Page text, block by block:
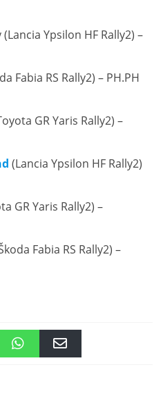
Ypsilon HF Rally2) –
Fabia RS Rally2) – PH.PH
GR Yaris Rally2) –
(Lancia Ypsilon HF Rally2)
GR Yaris Rally2) –
Fabia RS Rally2) –